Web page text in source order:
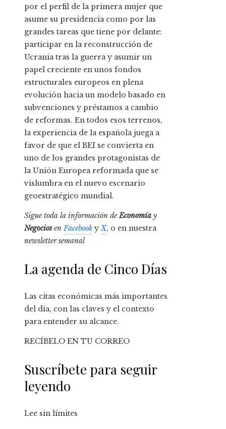
por el perfil de la primera mujer que
asume su presidencia como por las
grandes tareas que tiene por delante:
participar en la reconstrucción de
Ucrania tras la guerra y asumir un
papel creciente en unos fondos
estructurales europeos en plena
evolución hacia un modelo basado en
subvenciones y préstamos a cambio
de reformas. En todos esos terrenos,
la experiencia de la española juega a
favor de que el BEI se convierta en
uno de los grandes protagonistas de
la Unión Europea reformada que se
vislumbra en el nuevo escenario
geoestratégico mundial.
Sigue toda la información deEconomía y
NegociosenFacebook yX, o en nuestra
newsletter semanal
La agenda de Cinco Días
Las citas económicas más importantes
del día, con las claves y el contexto
para entender su alcance.
RECÍBELO EN TU CORREO
Suscríbete para seguir
leyendo
Lee sin límites